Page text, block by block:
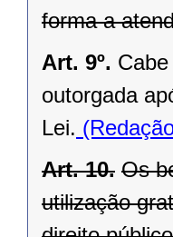
forma a
Art. 9º.
outorgada
Lei.
Art. 10. Os
utilização